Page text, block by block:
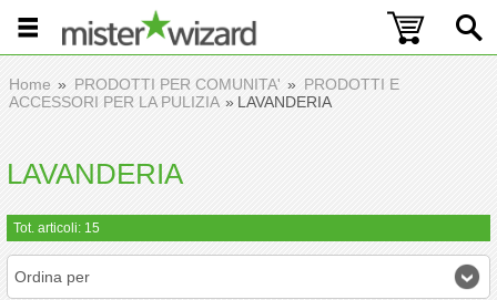
Home PRODOTTI PER COMUNITA'
PRODOTTI E
ACCESSORI PER LA PULIZIA
LAVANDERIA
LAVANDERIA
Tot. articoli: 15
Ordina per